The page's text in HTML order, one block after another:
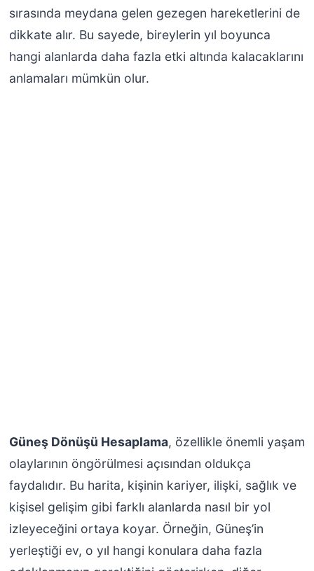
sırasında meydana gelen gezegen hareketlerini de
dikkate alır. Bu sayede, bireylerin yıl boyunca
hangi alanlarda daha fazla etki altında kalacaklarını
anlamaları mümkün olur.
Güneş Dönüşü Hesaplama, özellikle önemli yaşam
olaylarının öngörülmesi açısından oldukça
faydalıdır. Bu harita, kişinin kariyer, ilişki, sağlık ve
kişisel gelişim gibi farklı alanlarda nasıl bir yol
izleyeceğini ortaya koyar. Örneğin, Güneş’in
yerleştiği ev, o yıl hangi konulara daha fazla